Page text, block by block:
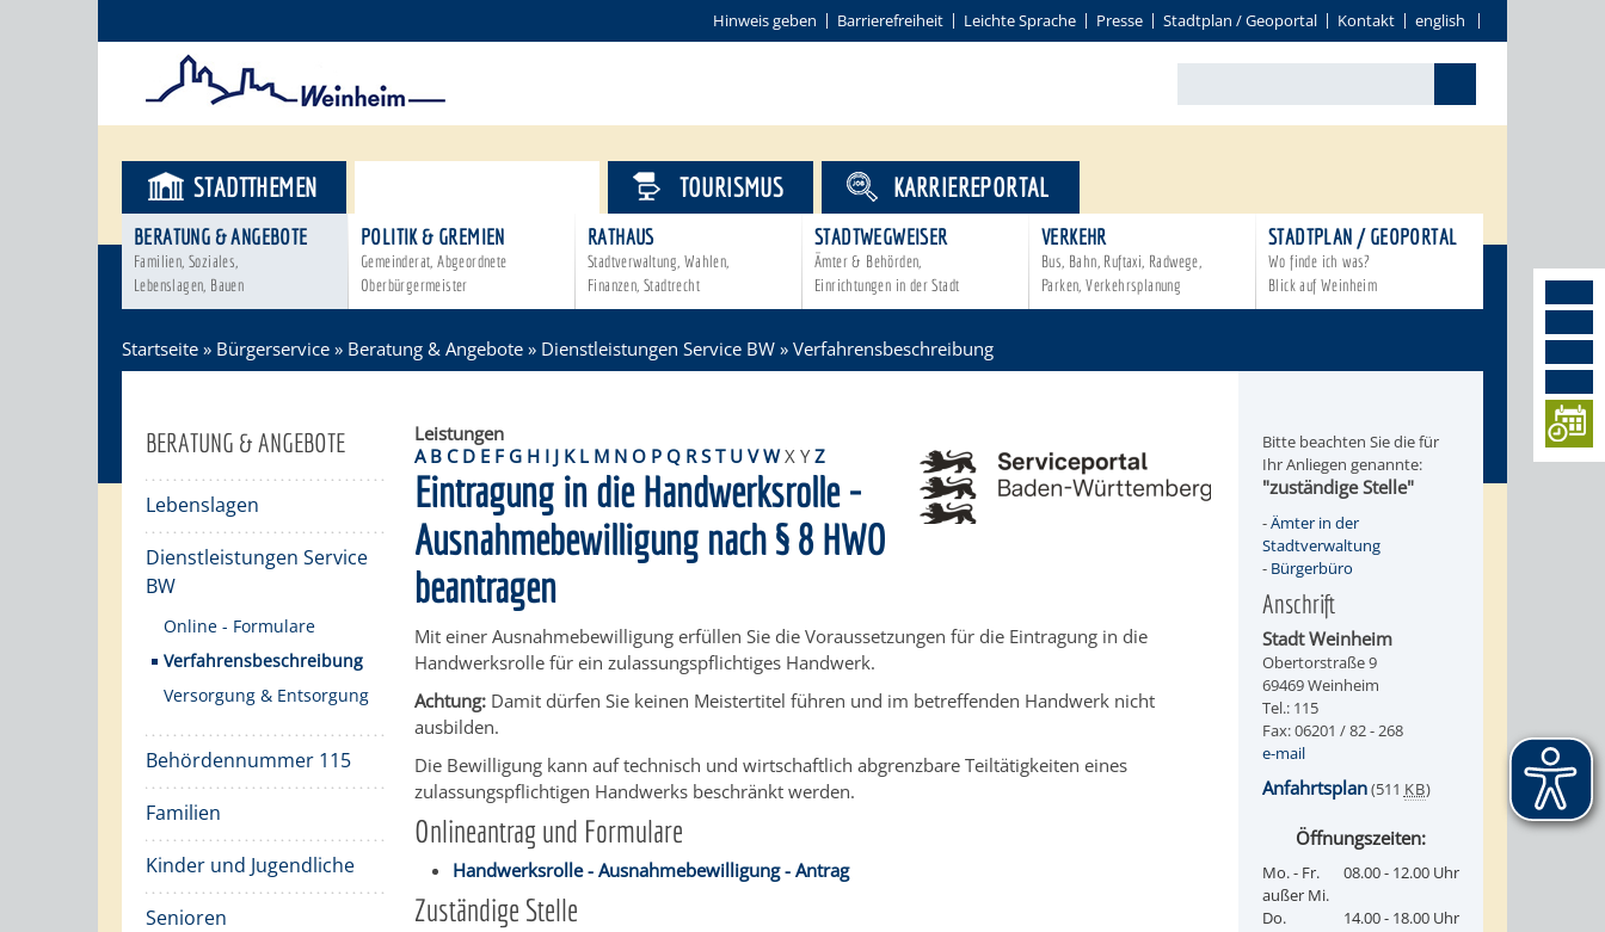
Hinweis geben Barrierefreiheit Leichte Sprache Presse Stadtplan / Geoportal Kontakt english
STADTTHEMEN
BERATUNG & ANGEBOTE
Familien, Soziales,
Lebenslagen, Bauen
POLITIK & GREMIEN
Gemeinderat, Abgeordnete
Oberbürgermeister
RATHAUS
Stadtverwaltung, Wahlen,
Finanzen, Stadtrecht
STADTWEGWEISER
Ämter & Behörden,
Einrichtungen in der Stadt
VERKEHR
Bus, Bahn, Ruftaxi, Radwege,
Parken, Verkehrsplanung
STADTPLAN / GEOPORTAL
Wo finde ich was?
Blick auf Weinheim
TOURISMUS KARRIEREPORTAL
Startseite » Bürgerservice » Beratung & Angebote » Dienstleistungen Service BW » Verfahrensbeschreibung
BERATUNG & ANGEBOTE
Lebenslagen
Dienstleistungen Service
BW
Online - Formulare
Verfahrensbeschreibung
Versorgung & Entsorgung
Behördennummer 115
Familien
Kinder und Jugendliche
Senioren
Leistungen
A B C D E F G H I J K L M N O P Q R S T U V W X Y Z
Eintragung in die Handwerksrolle -
Ausnahmebewilligung nach § 8 HWO
beantragen
Mit einer Ausnahmebewilligung erfüllen Sie die Voraussetzungen für die Eintragung in die
Handwerksrolle für ein zulassungspflichtiges Handwerk.
Achtung: Damit dürfen Sie keinen Meistertitel führen und im betreffenden Handwerk nicht
ausbilden.
Die Bewilligung kann auf technisch und wirtschaftlich abgrenzbare Teiltätigkeiten eines
zulassungspflichtigen Handwerks beschränkt werden.
Onlineantrag und Formulare
Handwerksrolle - Ausnahmebewilligung - Antrag
Zuständige Stelle
Bitte beachten Sie die für
Ihr Anliegen genannte:
"zuständige Stelle"
-Ämter in der
Stadtverwaltung
- Bürgerbüro
Anschrift
Stadt Weinheim
Obertorstraße 9
69469 Weinheim
Tel.: 115
Fax: 06201 / 82 - 268
e-mail
Anfahrtsplan(511 KB)
Öffnungszeiten:
Mo. - Fr.
außer Mi.
08.00 - 12.00 Uhr
Do.
14.00 - 18.00 Uhr